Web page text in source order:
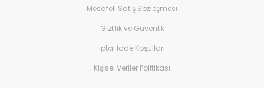
Mesafeli Satış Sözleşmesi
Gizlilik ve Güvenlik
İptal İade Koşullari
Kişisel Veriler Politikası